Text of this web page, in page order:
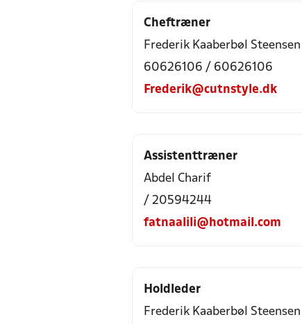
Cheftræner
Frederik Kaaberbøl Steensen
60626106 / 60626106
Frederik@cutnstyle.dk
Assistenttræner
Abdel Charif
/ 20594244
fatnaalili@hotmail.com
Holdleder
Frederik Kaaberbøl Steensen